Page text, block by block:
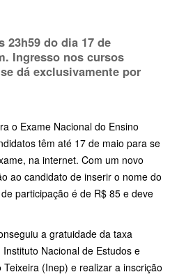
23h59 do dia 17 de
Ingresso nos cursos
dá exclusivamente por
o Exame Nacional do Ensino
têm até 17 de maio para se
na internet. Com um novo
ao candidato de inserir o nome do
participação é de R$ 85 e deve
a gratuidade da taxa
Nacional de Estudos e
(Inep) e realizar a inscrição